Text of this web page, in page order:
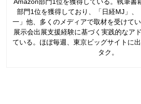
部門1位を獲得しており、「日経MJ」、
一」他、多くのメディアで取材を受けて
展示会出展支援経験に基づく実践的なア
ている。ほぼ毎週、東京ビッグサイトに
タク。